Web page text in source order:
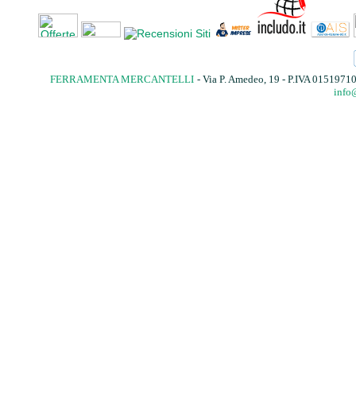
FERRAMENTA MERCANTELLI - Via P. Amedeo, 19 - P.IVA